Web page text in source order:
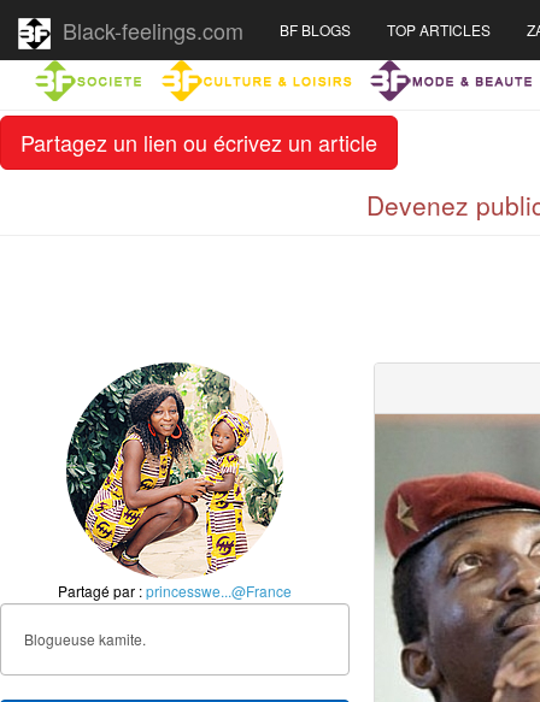
Partagez un lien ou écrivez un article
Black-feelings.com BF BLOGS TOP ARTICLES
Devenez
Partagé par :princesswe...@France
Blogueuse kamite.